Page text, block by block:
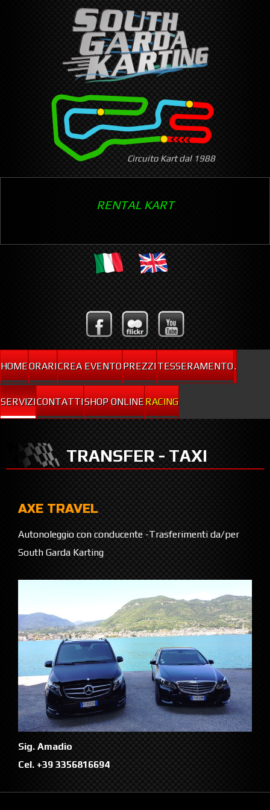
Skip
to
main
content
Circuito Kart dal 1988
RENTAL KART
HOMEORARICREA EVENTOPREZZITESSERAMENTO.
SERVIZICONTATTISHOP ONLINERACING
TRANSFER - TAXI
AXE TRAVEL
Autonoleggio con conducente -Trasferimenti da/per
South Garda Karting
Sig. Amadio
Cel. +39 3356816694